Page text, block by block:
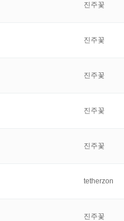
진주꽃
진주꽃
진주꽃
진주꽃
진주꽃
tetherzon
진주꽃